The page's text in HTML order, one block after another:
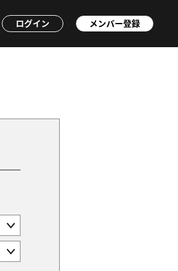
ログイン メンバー登録